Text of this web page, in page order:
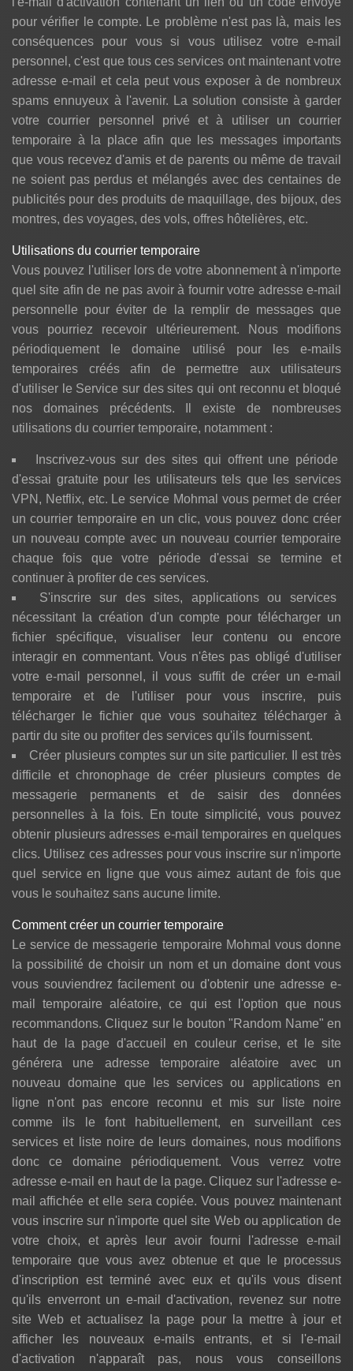
pour vérifier le compte. Le problème n'est pas là, mais les
conséquences pour vous si vous utilisez votre e-mail
personnel, c'est que tous ces services ont maintenant votre
adresse e-mail et cela peut vous exposer à de nombreux
spams ennuyeux à l'avenir. La solution consiste à garder
votre courrier personnel privé et à utiliser un courrier
temporaire à la place afin que les messages importants
que vous recevez d'amis et de parents ou même de travail
ne soient pas perdus et mélangés avec des centaines de
publicités pour des produits de maquillage, des bijoux, des
montres, des voyages, des vols, offres hôtelières, etc.
Utilisations du courrier temporaire
Vous pouvez l'utiliser lors de votre abonnement à n'importe
quel site afin de ne pas avoir à fournir votre adresse e-mail
personnelle pour éviter de la remplir de messages que
vous pourriez recevoir ultérieurement. Nous modifions
périodiquement le domaine utilisé pour les e-mails
temporaires créés afin de permettre aux utilisateurs
d'utiliser le Service sur des sites qui ont reconnu et bloqué
nos domaines précédents. Il existe de nombreuses
utilisations du courrier temporaire, notamment :
Inscrivez-vous sur des sites qui offrent une période
d'essai gratuite pour les utilisateurs tels que les services
VPN, Netflix, etc. Le service Mohmal vous permet de créer
un courrier temporaire en un clic, vous pouvez donc créer
un nouveau compte avec un nouveau courrier temporaire
chaque fois que votre période d'essai se termine et
continuer à profiter de ces services.
S'inscrire sur des sites, applications ou services
nécessitant la création d'un compte pour télécharger un
fichier spécifique, visualiser leur contenu ou encore
interagir en commentant. Vous n'êtes pas obligé d'utiliser
votre e-mail personnel, il vous suffit de créer un e-mail
temporaire et de l'utiliser pour vous inscrire, puis
télécharger le fichier que vous souhaitez télécharger à
partir du site ou profiter des services qu'ils fournissent.
Créer plusieurs comptes sur un site particulier. Il est très
difficile et chronophage de créer plusieurs comptes de
messagerie permanents et de saisir des données
personnelles à la fois. En toute simplicité, vous pouvez
obtenir plusieurs adresses e-mail temporaires en quelques
clics. Utilisez ces adresses pour vous inscrire sur n'importe
quel service en ligne que vous aimez autant de fois que
vous le souhaitez sans aucune limite.
Comment créer un courrier temporaire
Le service de messagerie temporaire Mohmal vous donne
la possibilité de choisir un nom et un domaine dont vous
vous souviendrez facilement ou d'obtenir une adresse e-
mail temporaire aléatoire, ce qui est l'option que nous
recommandons. Cliquez sur le bouton "Random Name" en
haut de la page d'accueil en couleur cerise, et le site
générera une adresse temporaire aléatoire avec un
nouveau domaine que les services ou applications en
ligne n'ont pas encore reconnu et mis sur liste noire
comme ils le font habituellement, en surveillant ces
services et liste noire de leurs domaines, nous modifions
donc ce domaine périodiquement. Vous verrez votre
adresse e-mail en haut de la page. Cliquez sur l'adresse e-
mail affichée et elle sera copiée. Vous pouvez maintenant
vous inscrire sur n'importe quel site Web ou application de
votre choix, et après leur avoir fourni l'adresse e-mail
temporaire que vous avez obtenue et que le processus
d'inscription est terminé avec eux et qu'ils vous disent
qu'ils enverront un e-mail d'activation, revenez sur notre
site Web et actualisez la page pour la mettre à jour et
afficher les nouveaux e-mails entrants, et si l'e-mail
d'activation n'apparaît pas, nous vous conseillons